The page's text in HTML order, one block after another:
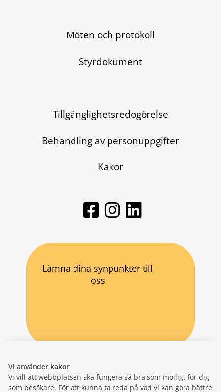
Vi använder kakor
Vi vill att webbplatsen ska fungera så bra som möjligt för dig
som besökare. För att kunna ta reda på vad vi kan göra bättre
Möten och protokoll
Styrdokument
Tillgänglighetsredogörelse
Behandling av personuppgifter
Kakor
Lämna dina synpunkter till
oss